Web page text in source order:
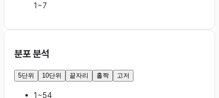
1~7
분포 분석
5단위 10단위 끝자리 홀짝 고저
1~54